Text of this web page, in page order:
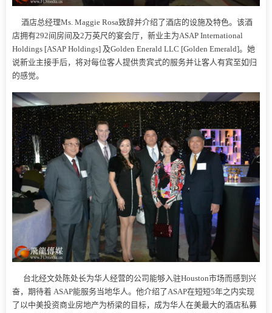
酒店总经理Ms. Maggie Rosa致辞并介绍了酒店的设施及特色。该酒
店拥有292间房间及2万英尺的宴会厅，新业主为ASAP International
Holdings [ASAP Holdings] 及Golden Enerald LLC [Golden Emerald]。她
说新业主接手后，将对每位客人提供贵宾式的服务并让客人有宾至如归
的感觉。
台北经文处陈处长为华人经营的公司能够入驻Houston市场而感到兴
奋，期待着 ASAP能服务当地华人。他介绍了ASAP在短短5年之内实现
了以中美投资商业房地产为桥梁的目标，成为华人在美最大的酒店私募